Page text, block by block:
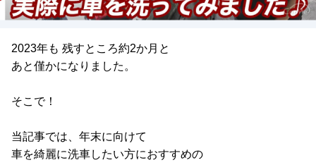
2023年も 残すところ約2か月と
あと僅かになりました。
そこで！
当記事では、年末に向けて
車を綺麗に洗車したい方におすすめの